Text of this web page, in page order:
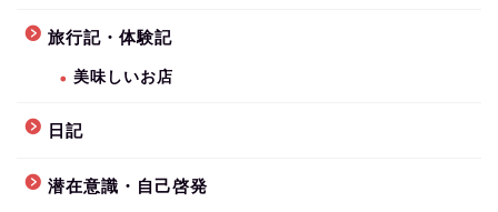
旅行記・体験記
美味しいお店
日記
潜在意識・自己啓発